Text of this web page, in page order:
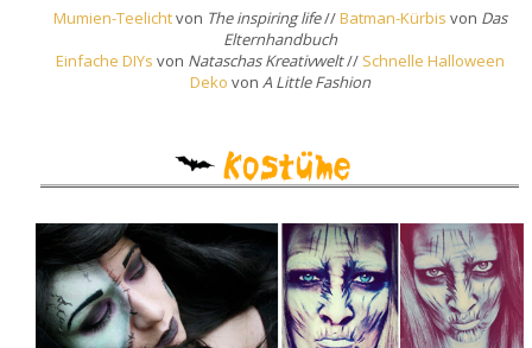
Mumien-Teelichtvon The inspiring life//Batman-Kürbis von Das
Elternhandbuch
Einfache DIYs von Nataschas Kreativwelt// Schnelle Halloween
Deko von A Little Fashion